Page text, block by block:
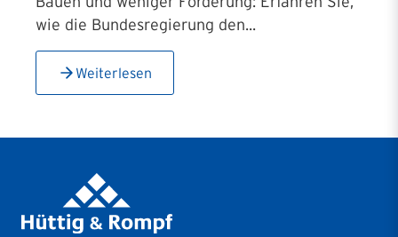
wie die Bundesregierung den...
Weiterlesen